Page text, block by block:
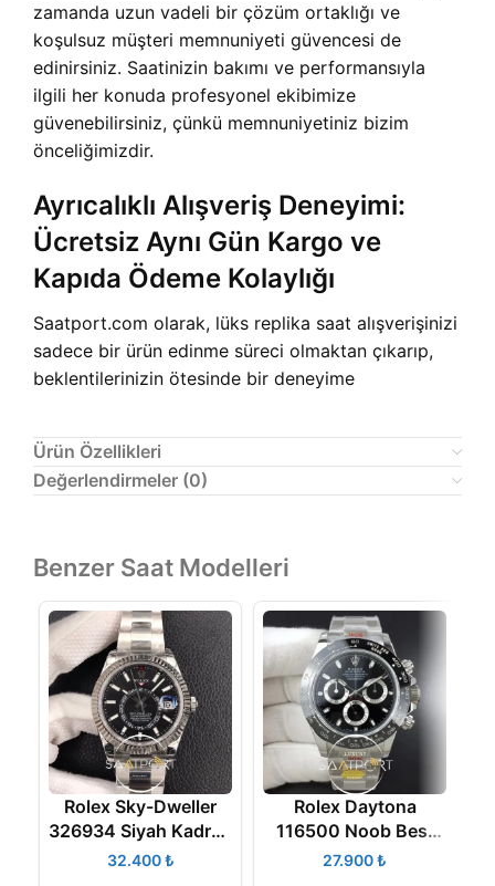
zamanda uzun vadeli bir çözüm ortaklığı ve
koşulsuz müşteri memnuniyeti güvencesi de
edinirsiniz. Saatinizin bakımı ve performansıyla
ilgili her konuda profesyonel ekibimize
güvenebilirsiniz, çünkü memnuniyetiniz bizim
önceliğimizdir.
Ayrıcalıklı Alışveriş Deneyimi:
Ücretsiz Aynı Gün Kargo ve
Kapıda Ödeme Kolaylığı
Saatport.com olarak, lüks replika saat alışverişinizi
sadece bir ürün edinme süreci olmaktan çıkarıp,
beklentilerinizin ötesinde bir deneyime
Ürün Özellikleri
Değerlendirmeler (0)
Benzer Saat Modelleri
Rolex Sky-Dweller
326934 Siyah Kadran
42mm Super Clone
₺
Rolex Daytona
116500 Noob Best
Edition 904L Case
₺